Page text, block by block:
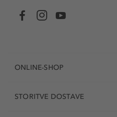
ONLINE-SHOP
STORITVE DOSTAVE